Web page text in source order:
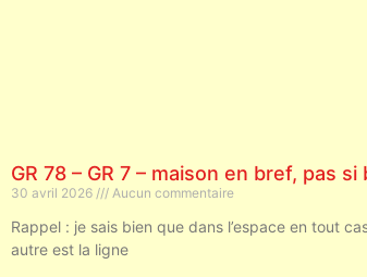
GR 78 – GR 7 – maison en bref, pas
30 avril 2026 Aucun commentaire
Rappel : je sais bien que dans l’espace en tout
autre est la ligne